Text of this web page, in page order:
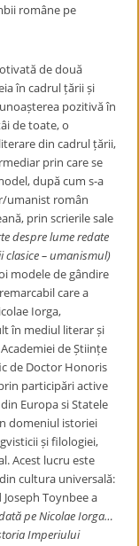
române pe
de două
în cadrul țării și
pozitivă în
de toate, o
din cadrul țării,
prin care se
după cum s-a
umanist român
prin scrierile sale
despre lume redate
– umanismul)
modele de gândire
care a
Iorga,
în mediul literar și
de Științe
de Doctor Honoris
participări active
Europa si Statele
domeniul istoriei
și filologiei,
Acest lucru este
cultura universală:
Joseph Toynbeea
pe Nicolae Iorga…
Imperiului